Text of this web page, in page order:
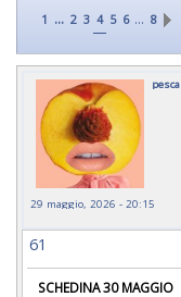
1 ... 2 3 4 5 6 … 8
pesca
29 maggio, 2026 - 20:15
61
SCHEDINA 30 MAGGIO